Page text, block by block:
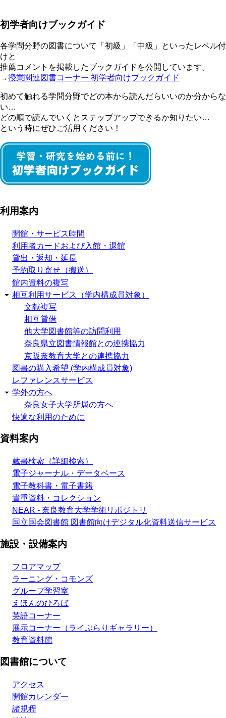
初学者向けブックガイド
各学問分野の図書について「初級」「中級」といったレベル付
けと
推薦コメントを掲載したブックガイドを公開しています。
→授業関連図書コーナー 初学者向けブックガイド
初めて触れる学問分野でどの本から読んだらいいのか分からな
い…
どの順で読んでいくとステップアップできるか知りたい…
という時にぜひご活用ください！
利用案内
開館・サービス時間
利用者カードおよび入館・退館
貸出・返却・延長
予約取り寄せ（搬送）
館内資料の複写
相互利用サービス（学内構成員対象）
文献複写
相互貸借
他大学図書館等の訪問利用
奈良県立図書情報館との連携協力
京阪奈教育大学との連携協力
図書の購入希望 (学内構成員対象)
レファレンスサービス
学外の方へ
奈良女子大学所属の方へ
快適な利用のために
資料案内
蔵書検索（詳細検索）
電子ジャーナル・データベース
電子教科書・電子書籍
貴重資料・コレクション
NEAR - 奈良教育大学学術リポジトリ
国立国会図書館 図書館向けデジタル化資料送信サービス
施設・設備案内
フロアマップ
ラーニング・コモンズ
グループ学習室
えほんのひろば
英語コーナー
展示コーナー（ライぶらりギャラリー）
教育資料館
図書館について
アクセス
開館カレンダー
諸規程